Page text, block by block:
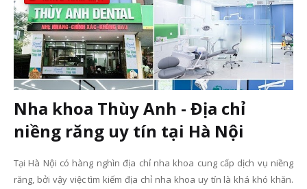
Nha khoa Thùy Anh - Địa chỉ
niềng răng uy tín tại Hà Nội
Tại Hà Nội có hàng nghìn địa chỉ nha khoa cung cấp dịch vụ niềng
răng, bởi vậy việc tìm kiếm địa chỉ nha khoa uy tín là khá khó khăn.